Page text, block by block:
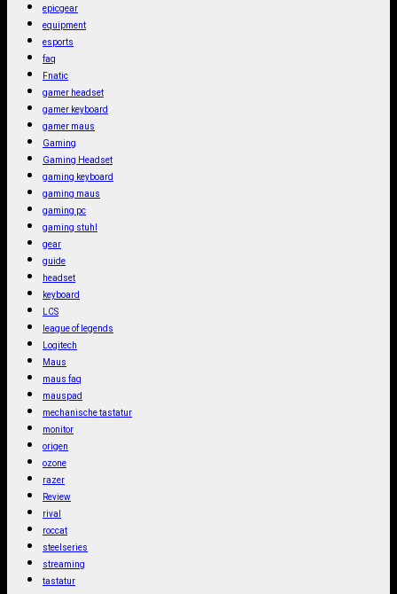
epicgear
equipment
esports
faq
Fnatic
gamer headset
gamer keyboard
gamer maus
Gaming
Gaming Headset
gaming keyboard
gaming maus
gaming pc
gaming stuhl
gear
guide
headset
keyboard
LCS
league of legends
Logitech
Maus
maus faq
mauspad
mechanische tastatur
monitor
origen
ozone
razer
Review
rival
roccat
steelseries
streaming
tastatur